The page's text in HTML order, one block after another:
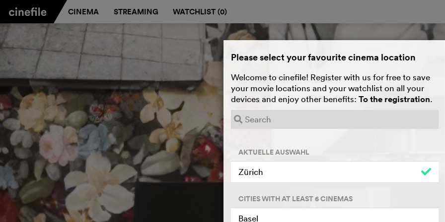
CINEMA STREAMING WATCHLIST (0)
Please select your favourite cinema location
Welcome to cinefile! Register with us for free to save
your movie locations and your watchlist on all your
devices and enjoy other benefits: To the registration.
AKTUELLE AUSWAHL
Zürich
CITIES WITH AT LEAST 6 CINEMAS
Basel